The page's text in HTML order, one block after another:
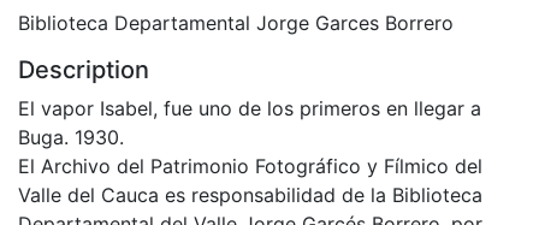
Biblioteca Departamental Jorge Garces Borrero
Description
El vapor Isabel, fue uno de los primeros en llegar a
Buga. 1930.
El Archivo del Patrimonio Fotográfico y Fílmico del
Valle del Cauca es responsabilidad de la Biblioteca